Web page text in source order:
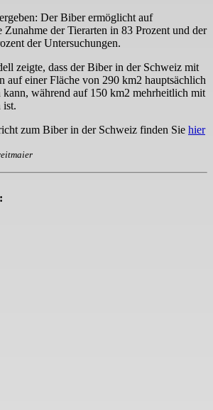
Der Biber ermöglicht auf
Zunahme der Tierarten in 83 Prozent und der
der Untersuchungen.
zeigte, dass der Biber in der Schweiz mit
auf einer Fläche von 290 km2 hauptsächlich
während auf 150 km2 mehrheitlich mit
ist.
zum Biber in der Schweiz finden Sie hier